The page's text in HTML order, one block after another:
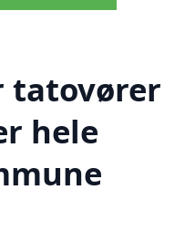
tatovører
hele